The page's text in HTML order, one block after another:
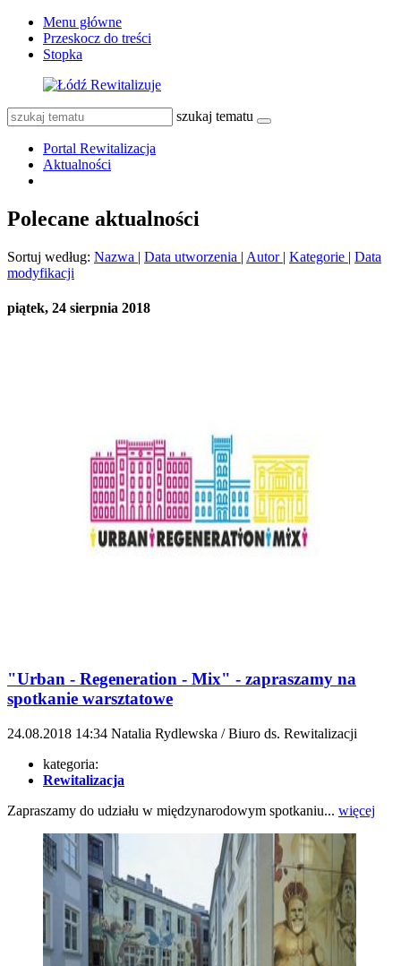
Menu główne
Przeskocz do treści
Stopka
szukaj tematu
Portal Rewitalizacja
Aktualności
Polecane aktualności
Sortuj według: Nazwa | Data utworzenia | Autor | Kategorie | Data
modyfikacji
piątek, 24 sierpnia 2018
"Urban - Regeneration - Mix" - zapraszamy na
spotkanie warsztatowe
24.08.2018 14:34 Natalia Rydlewska / Biuro ds. Rewitalizacji
kategoria:
Rewitalizacja
Zapraszamy do udziału w międzynarodowym spotkaniu... więcej